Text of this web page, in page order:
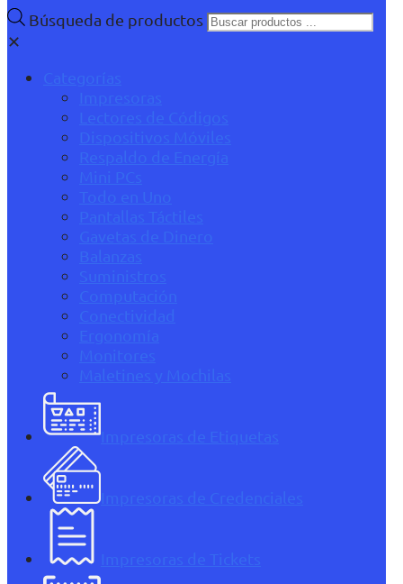
Búsqueda de productos
✕
Categorías
Impresoras
Lectores de Códigos
Dispositivos Móviles
Respaldo de Energía
Mini PCs
Todo en Uno
Pantallas Táctiles
Gavetas de Dinero
Balanzas
Suministros
Computación
Conectividad
Ergonomía
Monitores
Maletines y Mochilas
Impresoras de Etiquetas
Impresoras de Credenciales
Impresoras de Tickets